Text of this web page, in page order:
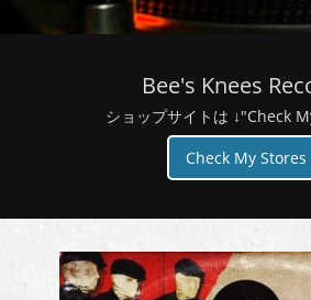
Bee's Knees
ショップサイトは ↓"Check
Check My Stores